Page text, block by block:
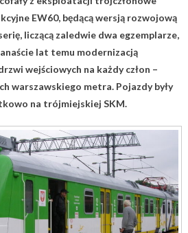
EW60, będącą wersją rozwojową
liczącą zaledwie dwa egzemplarze,
lat temu modernizacją
wejściowych na każdy człon –
warszawskiego metra. Pojazdy były
na trójmiejskiej SKM.